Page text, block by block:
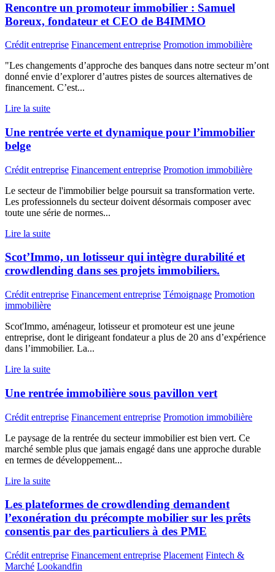
Rencontre un promoteur immobilier : Samuel
Boreux, fondateur et CEO de B4IMMO
Crédit entreprise Financement entreprise Promotion immobilière
"Les changements d’approche des banques dans notre secteur m’ont
donné envie d’explorer d’autres pistes de sources alternatives de
financement. C’est...
Lire la suite
Une rentrée verte et dynamique pour l’immobilier
belge
Crédit entreprise Financement entreprise Promotion immobilière
Le secteur de l'immobilier belge poursuit sa transformation verte.
Les professionnels du secteur doivent désormais composer avec
toute une série de normes...
Lire la suite
Scot’Immo, un lotisseur qui intègre durabilité et
crowdlending dans ses projets immobiliers.
Crédit entreprise Financement entreprise Témoignage Promotion
immobilière
Scot'Immo, aménageur, lotisseur et promoteur est une jeune
entreprise, dont le dirigeant fondateur a plus de 20 ans d’expérience
dans l’immobilier. La...
Lire la suite
Une rentrée immobilière sous pavillon vert
Crédit entreprise Financement entreprise Promotion immobilière
Le paysage de la rentrée du secteur immobilier est bien vert. Ce
marché semble plus que jamais engagé dans une approche durable
en termes de développement...
Lire la suite
Les plateformes de crowdlending demandent
l’exonération du précompte mobilier sur les prêts
consentis par des particuliers à des PME
Crédit entreprise Financement entreprise Placement Fintech &
Marché Lookandfin